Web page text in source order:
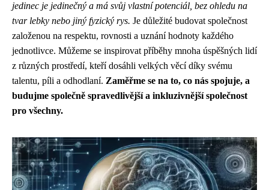
jedinec je jedinečný a má svůj vlastní potenciál, bez ohledu na
tvar lebky nebo jiný fyzický rys. Je důležité budovat společnost
založenou na respektu, rovnosti a uznání hodnoty každého
jednotlivce. Můžeme se inspirovat příběhy mnoha úspěšných lidí
z různých prostředí, kteří dosáhli velkých věcí díky svému
talentu, píli a odhodlaní. Zaměřme se na to, co nás spojuje, a
budujme společně spravedlivější a inkluzivnější společnost
pro všechny.